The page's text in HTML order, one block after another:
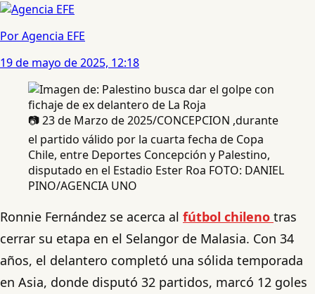
Por Agencia EFE
19 de mayo de 2025, 12:18
📷 23 de Marzo de 2025/CONCEPCION ,durante
el partido válido por la cuarta fecha de Copa
Chile, entre Deportes Concepción y Palestino,
disputado en el Estadio Ester Roa FOTO: DANIEL
PINO/AGENCIA UNO
Ronnie Fernández se acerca al fútbol chileno tras
cerrar su etapa en el Selangor de Malasia. Con 34
años, el delantero completó una sólida temporada
en Asia, donde disputó 32 partidos, marcó 12 goles